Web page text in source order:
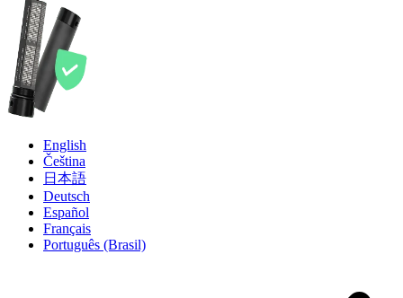
English
Čeština
日本語
Deutsch
Español
Français
Português (Brasil)